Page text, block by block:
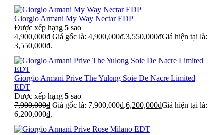
Giorgio Armani My Way Nectar EDP
Được xếp hạng 5 sao
4,900,000₫ Giá gốc là: 4,900,000₫.3,550,000₫Giá hiện tại là:
3,550,000₫.
Giorgio Armani Prive The Yulong Soie De Nacre Limited
EDT
Được xếp hạng 5 sao
7,900,000₫ Giá gốc là: 7,900,000₫.6,200,000₫Giá hiện tại là:
6,200,000₫.